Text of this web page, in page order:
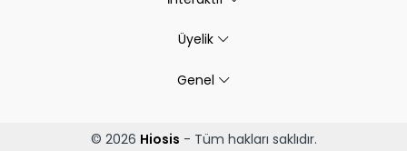
Üyelik
Genel
© 2026 Hiosis - Tüm hakları saklıdır.